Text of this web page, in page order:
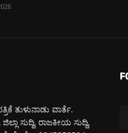
ತುಳುನಾಡು ವಾರ್ತೆ.
ಸುದ್ದಿ, ರಾಜಕೀಯ ಸುದ್ದಿ,